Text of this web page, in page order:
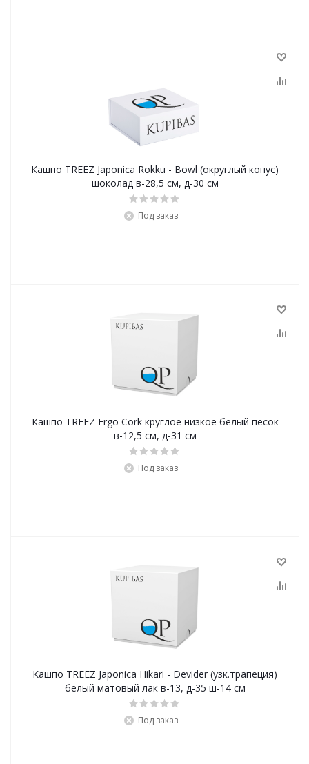
Кашпо TREEZ Japonica Rokku - Bowl (округлый конус)
шоколад в-28,5 см, д-30 см
Под заказ
Кашпо TREEZ Ergo Cork круглое низкое белый песок
в-12,5 см, д-31 см
Под заказ
Кашпо TREEZ Japonica Hikari - Devider (узк.трапеция)
белый матовый лак в-13, д-35 ш-14 см
Под заказ